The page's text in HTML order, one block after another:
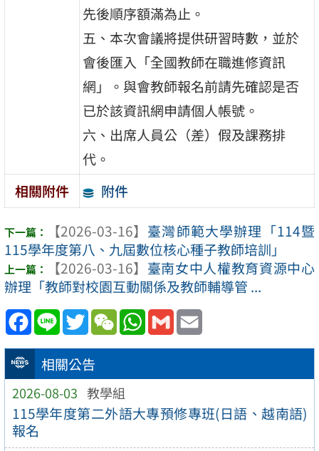
相關公告
2026-08-03 教學組
115學年度第二外語大專預修專班(日語、越南語)
報名
先後順序額滿為止。
五、本次會議將提供研習時數，並於
會後匯入「全國教師在職進修資訊
網」。與會教師報名前請先確認是否
已於該資訊網申請個人帳號。
六、出席人員公（差）假及課務排
代。
相關附件
附件
【2026-03-16】 臺灣師範大學辦理「114暨
115學年度第八、九屆數位核心種子教師培訓」
【2026-03-16】 臺南女中人權教育資源中心
辦理「教師對校園互動關係及教師輔導管 ...
Facebook
Line TwitterWeChatWhatsApp
Gmail